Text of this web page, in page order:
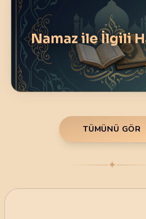
Namaz ile İlgili
TÜMÜNÜ GÖR
✦